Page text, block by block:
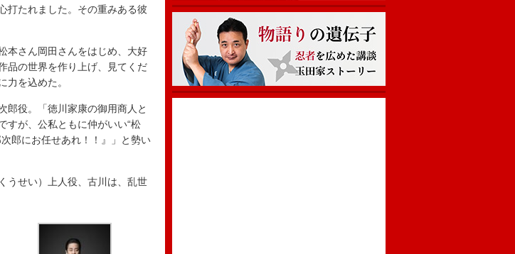
打たれました。その重みある彼
本さん岡田さんをはじめ、大好
品の世界を作り上げ、見てくだ
力を込めた。
役。「徳川家康の御用商人と
すが、公私ともに仲がいい“松
郎にお任せあれ！！』」と勢い
うせい）上人役、古川は、乱世